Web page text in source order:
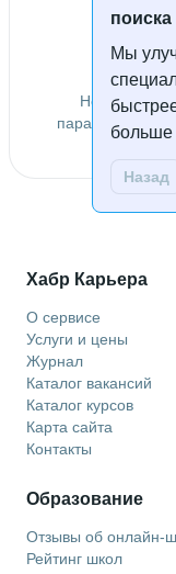
поиска
Мы
больше
Назад
Не удалось
параметрам.
Хабр Карьера
О сервисе
Услуги и цены
Журнал
Каталог вакансий
Каталог курсов
Карта сайта
Контакты
Образование
Отзывы об онлайн-
Рейтинг школ